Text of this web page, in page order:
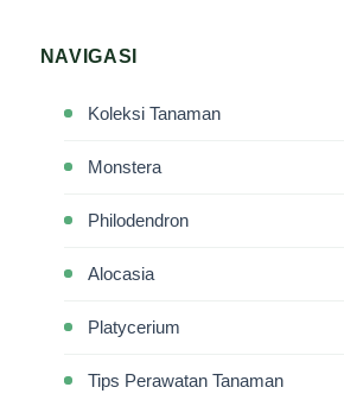
NAVIGASI
Koleksi Tanaman
Monstera
Philodendron
Alocasia
Platycerium
Tips Perawatan Tanaman